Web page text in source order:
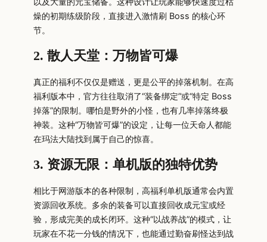
燥的初期练级阶段，直接进入激情刷 Boss 的核心环
节。
2. 散人天堂：万物皆可爆
真正的福利不仅仅是赠送，更是公平的掉落机制。在高
福利版本中，官方往往取消了“装备绑定”或“特定 Boss
掉落”的限制。哪怕是野外的小怪，也有几率掉落终极
神装。这种“万物皆可爆”的设定，让每一位天命人都能
在玛法大陆找到属于自己的惊喜。
3. 资源无限：单机版的独特优势
相比于网游版本的各种限制，高福利单机版通常会内置
资源回收系统。多余的装备可以直接回收成元宝或经
验，形成完美的成长闭环。这种“以战养战”的模式，让
玩家在不花一分钱的情况下，也能通过勤奋刷怪达到战